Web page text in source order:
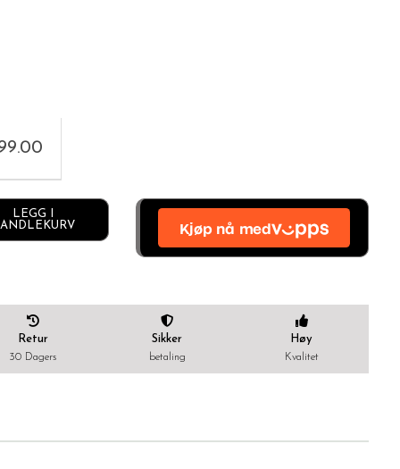
LEGG I
Alternative:
Retur
30 Dagers
Sikker
betaling
Høy
Kvalitet